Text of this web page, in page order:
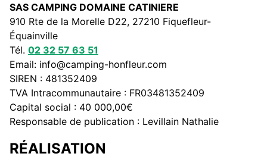
SAS CAMPING DOMAINE CATINIERE
910 Rte de la Morelle D22, 27210 Fiquefleur-
Équainville
Tél. 02 32 57 63 51
Email: info@camping-honfleur.com
SIREN : 481352409
TVA Intracommunautaire : FR03481352409
Capital social : 40 000,00€
Responsable de publication : Levillain Nathalie
RÉALISATION